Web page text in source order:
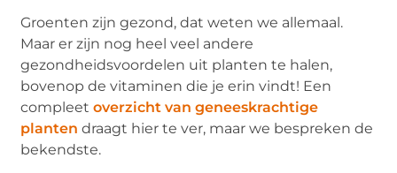
Groenten zijn gezond, dat weten we allemaal.
Maar er zijn nog heel veel andere
gezondheidsvoordelen uit planten te halen,
bovenop de vitaminen die je erin vindt! Een
compleetoverzicht van geneeskrachtige
planten draagt hier te ver, maar we bespreken de
bekendste.